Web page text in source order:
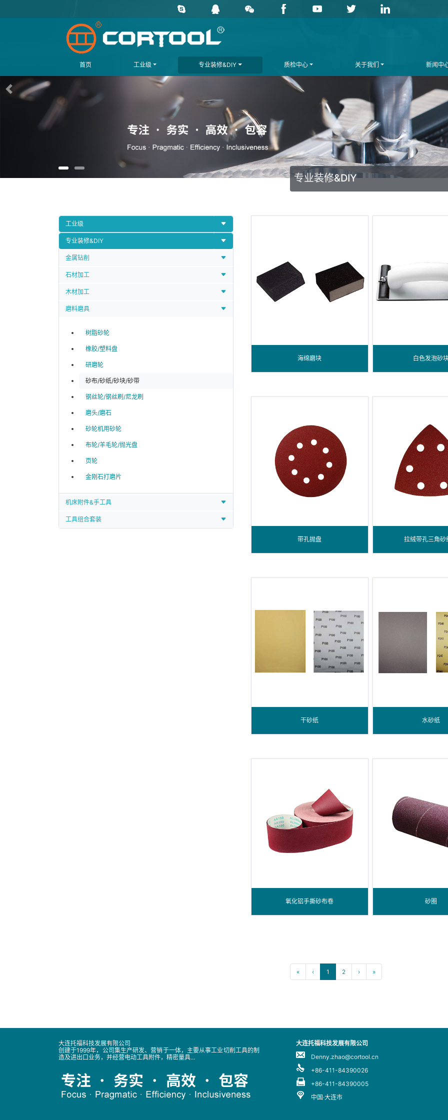
首页 工业级 专业装修&DIY 质检中心 关于我们 新闻中
上一页
专业装修&DIY
工业级
专业装修&DIY
金属钻削
石材加工
木材加工
磨料磨具
树脂砂轮
橡胶/塑料盘
研磨轮
砂布/砂纸/砂块/砂带
钢丝轮/钢丝刷/尼龙刷
磨头/磨石
砂轮机用砂轮
布轮/羊毛轮/抛光盘
页轮
金刚石打磨片
机床附件&手工具
工具组合套装
海绵磨块 白色发泡砂
带孔抛盘 拉绒带孔三角砂
干砂纸 水砂纸
氧化铝手撕砂布卷 砂圈
« ‹ 1 2 › »
大连托福科技发展有限公司
创建于1999年，公司集生产研发、营销于一体，主要从事工业切削工具的制
造及进出口业务，并经营电动工具附件，精密量具...
大连托福科技发展有限公司
Denny.zhao@cortool.cn
+86-411-84390026
+86-411-84390005
中国·大连市